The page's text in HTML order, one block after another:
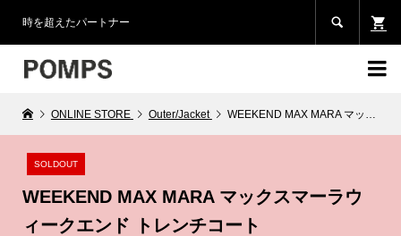
時を超えたパートナー 

ONLINE STORE Outer/Jacket WEEKEND MAX MARA マックスマーラウィークエンド トレンチコート
SOLDOUT
WEEKEND MAX MARA マックスマーラウ
ィークエンド トレンチコート